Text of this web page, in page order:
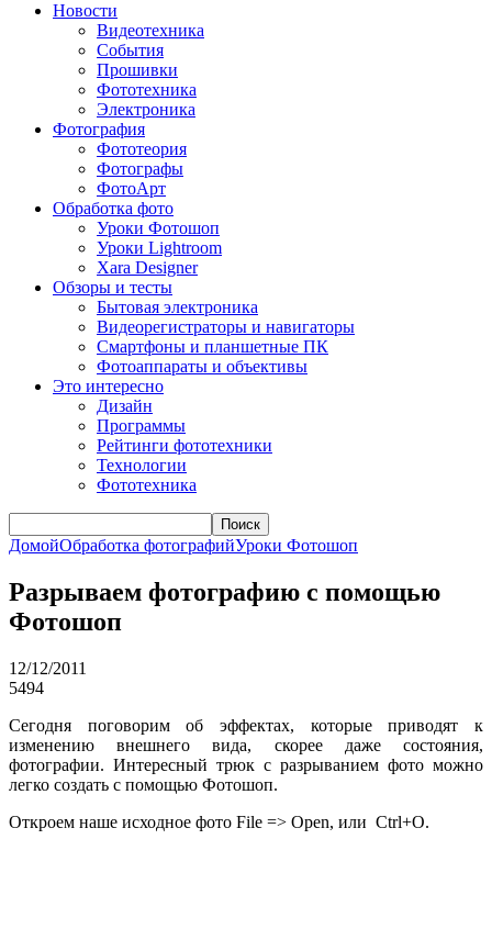
Новости
Видеотехника
События
Прошивки
Фототехника
Электроника
Фотография
Фототеория
Фотографы
ФотоАрт
Обработка фото
Уроки Фотошоп
Уроки Lightroom
Xara Designer
Обзоры и тесты
Бытовая электроника
Видеорегистраторы и навигаторы
Смартфоны и планшетные ПК
Фотоаппараты и объективы
Это интересно
Дизайн
Программы
Рейтинги фототехники
Технологии
Фототехника
Поиск
ДомойОбработка фотографийУроки Фотошоп
Разрываем фотографию с помощью
Фотошоп
12/12/2011
5494
Сегодня поговорим об эффектах, которые приводят к
изменению внешнего вида, скорее даже состояния,
фотографии. Интересный трюк с разрыванием фото можно
легко создать с помощью Фотошоп.
Откроем наше исходное фото File => Open, или Ctrl+O.